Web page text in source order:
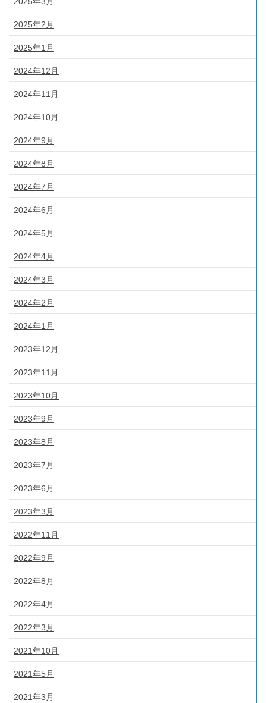
2025年2月
2025年1月
2024年12月
2024年11月
2024年10月
2024年9月
2024年8月
2024年7月
2024年6月
2024年5月
2024年4月
2024年3月
2024年2月
2024年1月
2023年12月
2023年11月
2023年10月
2023年9月
2023年8月
2023年7月
2023年6月
2023年3月
2022年11月
2022年9月
2022年8月
2022年4月
2022年3月
2021年10月
2021年5月
2021年3月